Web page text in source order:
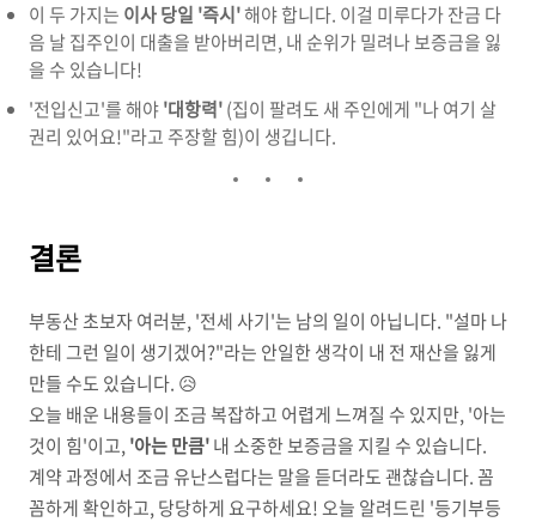
이 두 가지는 이사 당일 '즉시'해야 합니다. 이걸 미루다가 잔금 다
음 날 집주인이 대출을 받아버리면, 내 순위가 밀려나 보증금을 잃
을 수 있습니다!
'전입신고'를 해야'대항력'(집이 팔려도 새 주인에게 "나 여기 살
권리 있어요!"라고 주장할 힘)이 생깁니다.
결론
부동산 초보자 여러분, '전세 사기'는 남의 일이 아닙니다. "설마 나
한테 그런 일이 생기겠어?"라는 안일한 생각이 내 전 재산을 잃게
만들 수도 있습니다. 😥
오늘 배운 내용들이 조금 복잡하고 어렵게 느껴질 수 있지만, '아는
것이 힘'이고, '아는 만큼'내 소중한 보증금을 지킬 수 있습니다.
계약 과정에서 조금 유난스럽다는 말을 듣더라도 괜찮습니다. 꼼
꼼하게 확인하고, 당당하게 요구하세요! 오늘 알려드린 '등기부등